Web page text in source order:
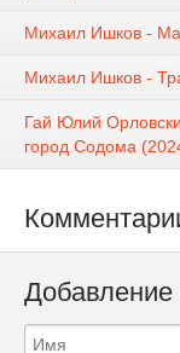
Михаил Ишков -
Михаил Ишков -
Гай Юлий
город Содома
Добавление